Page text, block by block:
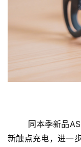
新触点充电，进一